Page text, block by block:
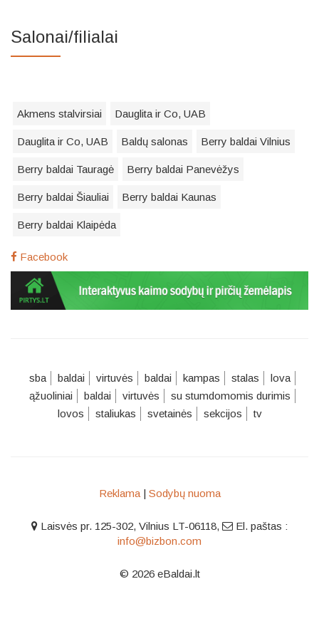
Salonai/filialai
Akmens stalvirsiai Dauglita ir Co, UAB
Dauglita ir Co, UAB Baldų salonas Berry baldai Vilnius
Berry baldai Tauragė Berry baldai Panevėžys
Berry baldai Šiauliai Berry baldai Kaunas
Berry baldai Klaipėda
Facebook
sba baldai virtuvės baldai kampas stalas
lova
ąžuoliniai
baldai virtuvės
su stumdomomis durimis
lovos
staliukas svetainės sekcijos tv
Reklama| Sodybų nuoma
Laisvės pr. 125-302, Vilnius LT-06118,
El. paštas :
info@bizbon.com
© 2026 eBaldai.lt